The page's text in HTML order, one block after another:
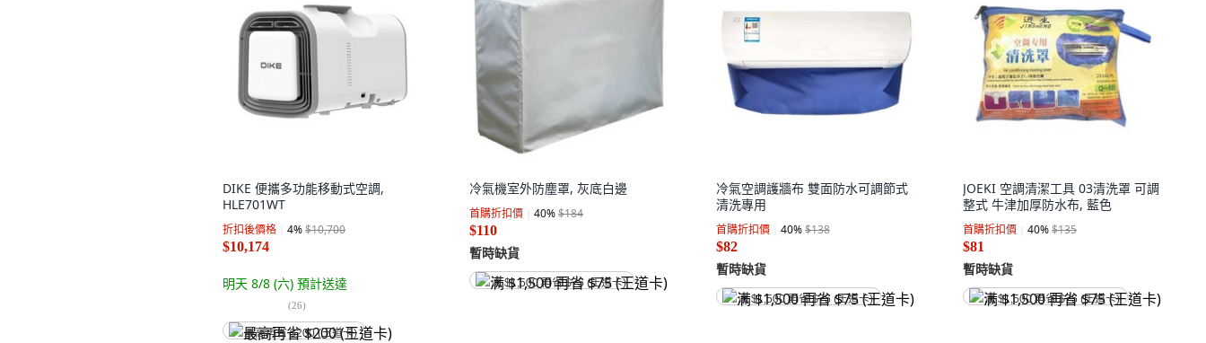
DIKE 便攜多功能移動式空調,
HLE701WT
折扣後價格 4%$10,700
$10,174
明天 8/8 (六) 預計送達
(26)
最高再省 $200 (王道卡)
冷氣機室外防塵罩, 灰底白邊
首購折扣價 40%$184
$110
暫時缺貨
满 $1,500 再省 $75 (王道卡)
冷氣空調護牆布 雙面防水可調節式
清洗專用
首購折扣價 40%$138
$82
暫時缺貨
满 $1,500 再省 $75 (王道卡)
JOEKI 空調清潔工具 03清洗罩 可調
整式 牛津加厚防水布, 藍色
首購折扣價 40%$135
$81
暫時缺貨
满 $1,500 再省 $75 (王道卡)